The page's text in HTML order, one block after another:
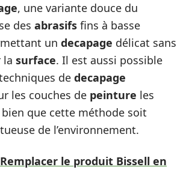
, une variante douce du
des abrasifs fins à basse
un decapage délicat sans
la surface. Il est aussi possible
de decapage
les couches de peinture les
que cette méthode soit
de l’environnement.
Remplacer le produit Bissell en